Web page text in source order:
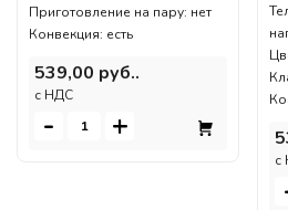
Приготовление на пару: нет
Конвекция: есть
539,00 руб..
c НДС
- +
c